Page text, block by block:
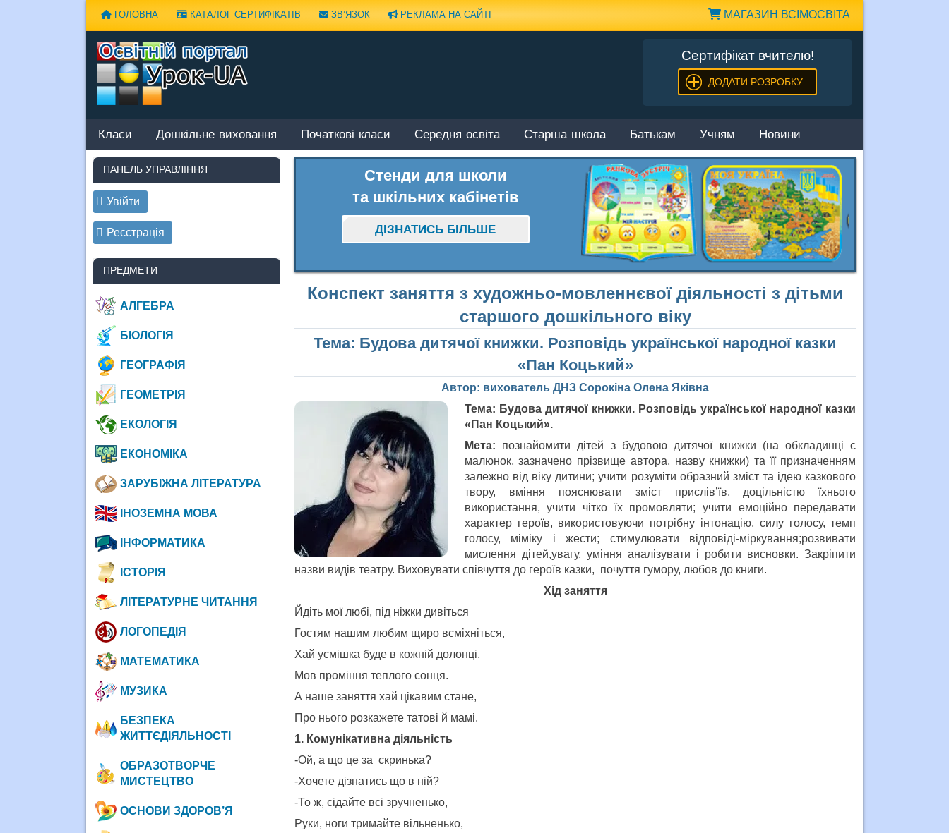
МАГАЗИН ВСІМОСВІТА
ГОЛОВНА КАТАЛОГ СЕРТИФІКАТІВ ЗВ’ЯЗОК РЕКЛАМА НА САЙТІ
Сертифікат вчителю!
ДОДАТИ РОЗРОБКУ
Класи Дошкільне виховання Початкові класи Середня освіта Старша школа Батькам Учням Новини
Стенди для школи
та шкільних кабінетів
ДІЗНАТИСЬ БІЛЬШЕ
Конспект заняття з художньо-мовленнєвої діяльності з дітьми
старшого дошкільного віку
Тема: Будова дитячої книжки. Розповідь української народної казки
«Пан Коцький»
Автор: вихователь ДНЗ Сорокіна Олена Яківна
Тема: Будова дитячої книжки. Розповідь української народної казки
«Пан Коцький».
Мета: познайомити дітей з будовою дитячої книжки (на обкладинці є
малюнок, зазначено прізвище автора, назву книжки) та її призначенням
залежно від віку дитини; учити розуміти образний зміст та ідею казкового
твору, вміння пояснювати зміст прислів’їв, доцільністю їхнього
використання, учити чітко їх промовляти; учити емоційно передавати
характер героїв, використовуючи потрібну інтонацію, силу голосу, темп
голосу, міміку і жести; стимулювати відповіді-міркування;розвивати
мислення дітей,увагу, уміння аналізувати і робити висновки. Закріпити
назви видів театру. Виховувати співчуття до героїв казки, почуття гумору, любов до книги.
Хід заняття
Йдіть мої любі, під ніжки дивіться
Гостям нашим любим щиро всміхніться,
Хай усмішка буде в кожній долонці,
Мов проміння теплого сонця.
А наше заняття хай цікавим стане,
Про нього розкажете татові й мамі.
1. Комунікативна діяльність
-Ой, а що це за скринька?
-Хочете дізнатись що в ній?
-То ж, сідайте всі зручненько,
Руки, ноги тримайте вільненько,
ПАНЕЛЬ УПРАВЛІННЯ
Увійти
Реєстрація
ПРЕДМЕТИ
АЛГЕБРА
БІОЛОГІЯ
ГЕОГРАФІЯ
ГЕОМЕТРІЯ
ЕКОЛОГІЯ
ЕКОНОМІКА
ЗАРУБІЖНА ЛІТЕРАТУРА
ІНОЗЕМНА МОВА
ІНФОРМАТИКА
ІСТОРІЯ
ЛІТЕРАТУРНЕ ЧИТАННЯ
ЛОГОПЕДІЯ
МАТЕМАТИКА
МУЗИКА
БЕЗПЕКА
ЖИТТЄДІЯЛЬНОСТІ
ОБРАЗОТВОРЧЕ
МИСТЕЦТВО
ОСНОВИ ЗДОРОВ’Я